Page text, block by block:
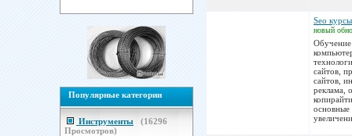
Популярные категории
Инструменты (16296
Просмотров)
Seo
новый
сайтов,
сайтов,
реклама,
основные